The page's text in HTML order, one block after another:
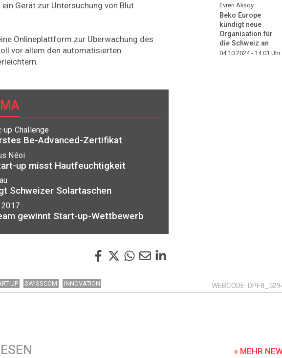
Gerät zur Untersuchung von Blut
Onlineplattform zur Überwachung des
vor allem den automatisierten
Challenge
Be-Advanced-Zertifikat
Néoi
up misst Hautfeuchtigkeit
Schweizer Solartaschen
2017
gewinnt Start-up-Wettbewerb
Evren Aksoy
Beko Europe
kündigt neue
Organisation für
die Schweiz an
04.10.2024 - 14:01 Uhr
UP SWISSCOM INNOVATION WEBCODE
» MEHR